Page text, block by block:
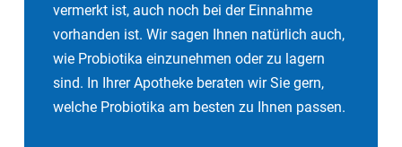
vermerkt ist, auch noch bei der Einnahme
vorhanden ist. Wir sagen Ihnen natürlich auch,
wie Probiotika einzunehmen oder zu lagern
sind. In Ihrer Apotheke beraten wir Sie gern,
welche Probiotika am besten zu Ihnen passen.